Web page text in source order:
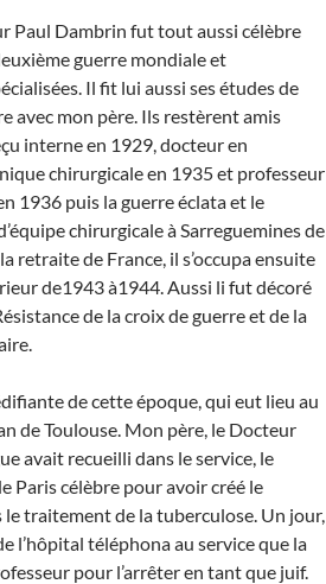
Paul Dambrin fut tout aussi célèbre
guerre mondiale et
Il fit lui aussi ses études de
avec mon père. Ils restèrent amis
interne en 1929, docteur en
chirurgicale en 1935 et professeur
1936 puis la guerre éclata et le
chirurgicale à Sarreguemines de
retraite de France, il s’occupa ensuite
de1943 à1944. Aussi li fut décoré
de la croix de guerre et de la
de cette époque, qui eut lieu au
de Toulouse. Mon père, le Docteur
avait recueilli dans le service, le
Paris célèbre pour avoir créé le
traitement de la tuberculose. Un jour,
l’hôpital téléphona au service que la
pour l’arrêter en tant que juif.